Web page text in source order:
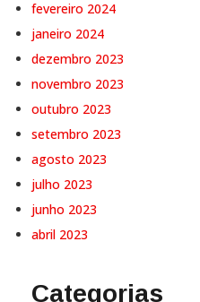
fevereiro 2024
janeiro 2024
dezembro 2023
novembro 2023
outubro 2023
setembro 2023
agosto 2023
julho 2023
junho 2023
abril 2023
Categorias